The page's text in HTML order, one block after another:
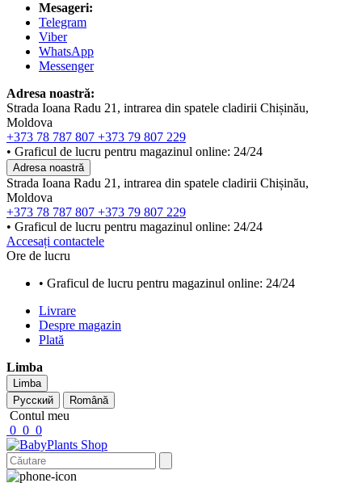
Mesageri:
Telegram
Viber
WhatsApp
Messenger
Adresa noastră:
Strada Ioana Radu 21, intrarea din spatele cladirii Chișinău,
Moldova
+373 78 787 807 +373 79 807 229
• Graficul de lucru pentru magazinul online: 24/24
Adresa noastră
Strada Ioana Radu 21, intrarea din spatele cladirii Chișinău,
Moldova
+373 78 787 807 +373 79 807 229
• Graficul de lucru pentru magazinul online: 24/24
Accesați contactele
Ore de lucru
• Graficul de lucru pentru magazinul online: 24/24
Livrare
Despre magazin
Plată
Limba
Limba
Русский
Română
Contul meu
0 0 0